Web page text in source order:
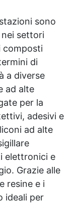
sono
settori
composti
di
a diverse
ad alte
per la
adesivi e
ad alte
elettronici e
Grazie alle
resine e i
ideali per